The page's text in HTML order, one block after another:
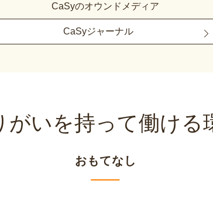
CaSyのオウンドメディア
CaSyジャーナル
がいを持って働ける
おもてなし